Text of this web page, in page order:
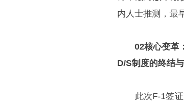
内人士推测，最
02核心变革：
D/S制度的终结
此次F-1签证